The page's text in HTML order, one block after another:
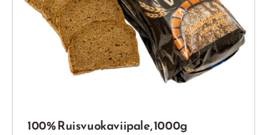
100% Ruisvuokaviipale, 1000g